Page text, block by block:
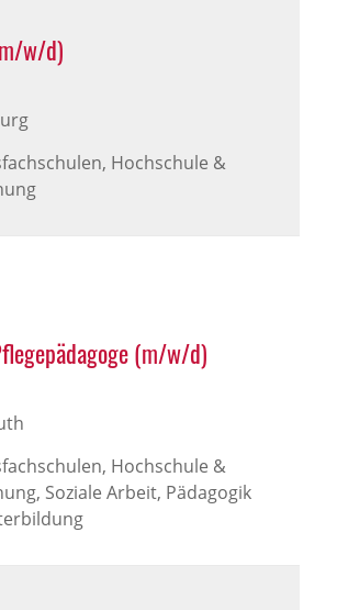
w/d)
Hochschule &
(m/w/d)
Hochschule &
Soziale Arbeit, Pädagogik